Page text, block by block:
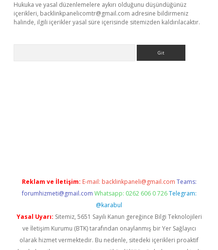
Hukuka ve yasal düzenlemelere aykırı olduğunu düşündüğünüz
içerikleri, backlinkpanelicomtr@gmail.com adresine bildirmeniz
halinde, ilgili içerikler yasal süre içerisinde sitemizden kaldırılacaktır.
Reklam ve İletişim: E-mail: backlinkpaneli@gmail.com Teams:
forumhizmeti@gmail.com Whatsapp: 0262 606 0 726 Telegram:
@karabul
Yasal Uyarı: Sitemiz, 5651 Sayılı Kanun gereğince Bilgi Teknolojileri
ve İletişim Kurumu (BTK) tarafından onaylanmış bir Yer Sağlayıcı
olarak hizmet vermektedir. Bu nedenle, sitedeki içerikleri proaktif